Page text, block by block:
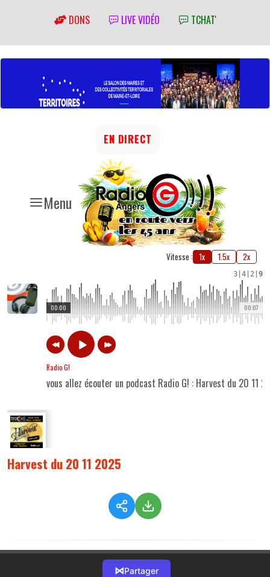
DONS LIVE VIDÉO TCHAT'
Menu
EN DIRECT
Vitesse : 1x 1.5x 2x
3 4 2 9
00:07
00:00
Radio G!
vous allez écouter un podcast Radio G! : Harvest du 20 11
Harvest du 20 11 2025
⋈Partager